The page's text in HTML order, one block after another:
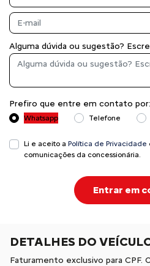
Alguma dúvida ou sugestão?
Prefiro que entre em contato por:
Whatsapp Telefone
Li e aceito a Política de Privacidade
comunicações da concessionária.
Entrar em
DETALHES DO
Faturamento exclusivo para CPF.